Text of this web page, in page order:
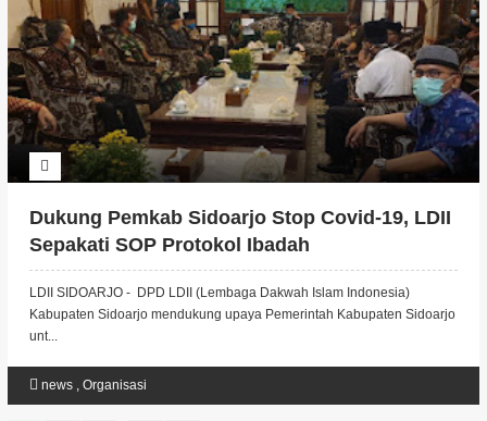
Dukung Pemkab Sidoarjo Stop Covid-19, LDII
Sepakati SOP Protokol Ibadah
LDII SIDOARJO - DPD LDII (Lembaga Dakwah Islam Indonesia)
Kabupaten Sidoarjo mendukung upaya Pemerintah Kabupaten Sidoarjo
unt...
news , Organisasi